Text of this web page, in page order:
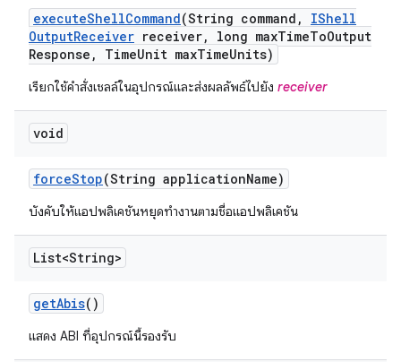
executeShellCommand(String command ,
IShell
OutputReceiver receiver, long maxTimeToOutput
Response , TimeUnit maxTimeUnits)
เรียกใช้คำสั่งเชลล์ในอุปกรณ์และส่งผลลัพธ์ไปยัง receiver
void
forceStop(String applicationName)
บังคับให้แอปพลิเคชันหยุดทำงานตามชื่อแอปพลิเคชัน
List<String>
getAbis()
แสดง ABI ที่อุปกรณ์นี้รองรับ